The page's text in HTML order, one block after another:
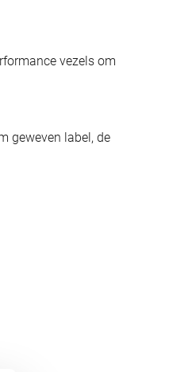
vezels om
geweven label, de